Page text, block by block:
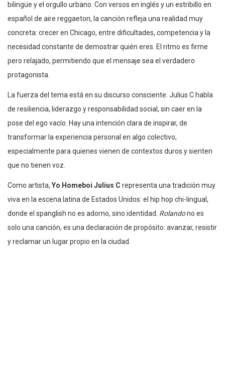
bilingüe y el orgullo urbano. Con versos en inglés y un estribillo en
español de aire reggaeton, la canción refleja una realidad muy
concreta: crecer en Chicago, entre dificultades, competencia y la
necesidad constante de demostrar quién eres. El ritmo es firme
pero relajado, permitiendo que el mensaje sea el verdadero
protagonista.
La fuerza del tema está en su discurso consciente. Julius C habla
de resiliencia, liderazgo y responsabilidad social, sin caer en la
pose del ego vacío. Hay una intención clara de inspirar, de
transformar la experiencia personal en algo colectivo,
especialmente para quienes vienen de contextos duros y sienten
que no tienen voz.
Como artista, Yo Homeboi Julius C representa una tradición muy
viva en la escena latina de Estados Unidos: el hip hop chi-lingual,
donde el spanglish no es adorno, sino identidad. Rolandono es
solo una canción, es una declaración de propósito: avanzar, resistir
y reclamar un lugar propio en la ciudad.